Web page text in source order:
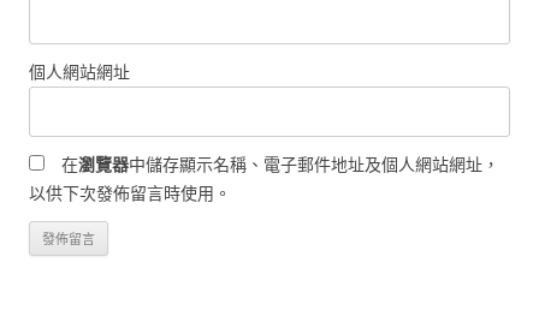
個人網站網址
在瀏覽器中儲存顯示名稱、電子郵件地址及個人網站網址，
以供下次發佈留言時使用。